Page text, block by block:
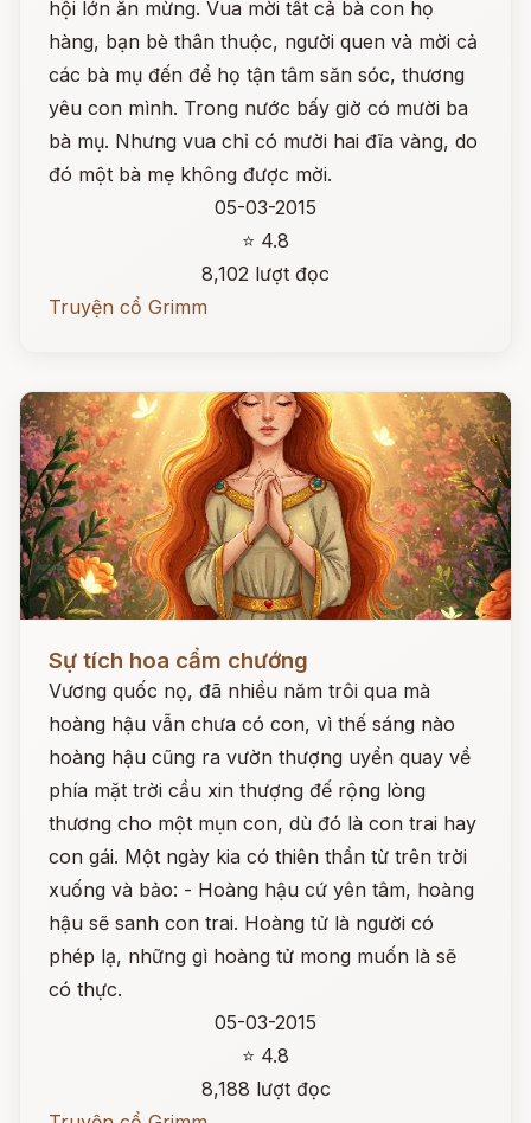
hội lớn ăn mừng. Vua mời tất cả bà con họ
hàng, bạn bè thân thuộc, người quen và mời cả
các bà mụ đến để họ tận tâm săn sóc, thương
yêu con mình. Trong nước bấy giờ có mười ba
bà mụ. Nhưng vua chỉ có mười hai đĩa vàng, do
đó một bà mẹ không được mời.
05-03-2015
⭐ 4.8
8,102 lượt đọc
Truyện cổ Grimm
Sự tích hoa cẩm chướng
Vương quốc nọ, đã nhiều năm trôi qua mà
hoàng hậu vẫn chưa có con, vì thế sáng nào
hoàng hậu cũng ra vườn thượng uyển quay về
phía mặt trời cầu xin thượng đế rộng lòng
thương cho một mụn con, dù đó là con trai hay
con gái. Một ngày kia có thiên thần từ trên trời
xuống và bảo: - Hoàng hậu cứ yên tâm, hoàng
hậu sẽ sanh con trai. Hoàng tử là người có
phép lạ, những gì hoàng tử mong muốn là sẽ
có thực.
05-03-2015
⭐ 4.8
8,188 lượt đọc